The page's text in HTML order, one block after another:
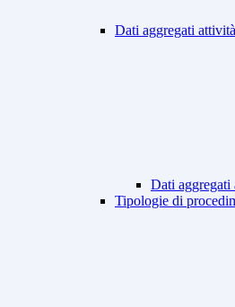
Dati aggregati
Dati aggregati
Tipologie di